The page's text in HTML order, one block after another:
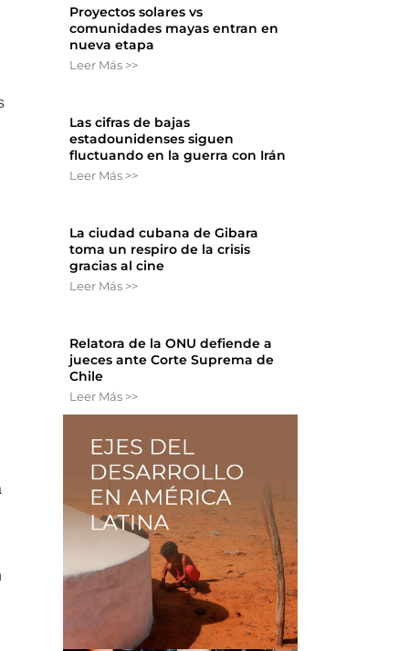
Proyectos solares vs
comunidades mayas entran en
nueva etapa
Leer Más >>
Las cifras de bajas
estadounidenses siguen
fluctuando en la guerra con Irán
Leer Más >>
La ciudad cubana de Gibara
toma un respiro de la crisis
gracias al cine
Leer Más >>
Relatora de la ONU defiende a
jueces ante Corte Suprema de
Chile
Leer Más >>